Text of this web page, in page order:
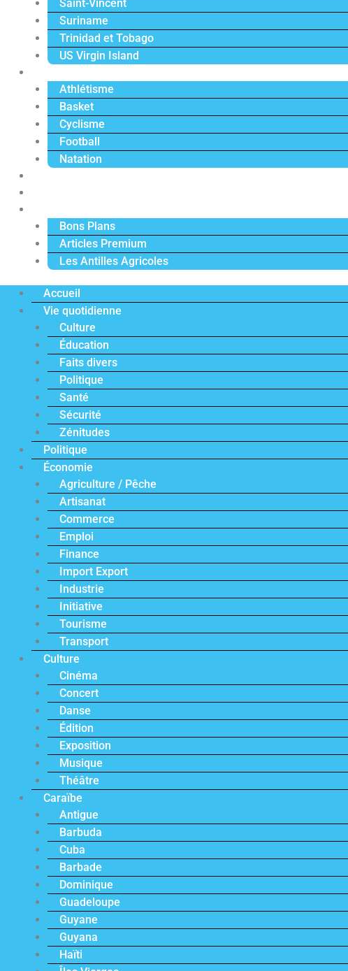
Saint-Vincent
Suriname
Trinidad et Tobago
US Virgin Island
Athlétisme
Basket
Cyclisme
Football
Natation
Bons Plans
Articles Premium
Les Antilles Agricoles
Accueil
Vie quotidienne
Culture
Éducation
Faits divers
Politique
Santé
Sécurité
Zénitudes
Politique
Économie
Agriculture / Pêche
Artisanat
Commerce
Emploi
Finance
Import Export
Industrie
Initiative
Tourisme
Transport
Culture
Cinéma
Concert
Danse
Édition
Exposition
Musique
Théâtre
Caraïbe
Antigue
Barbuda
Cuba
Barbade
Dominique
Guadeloupe
Guyane
Guyana
Haïti